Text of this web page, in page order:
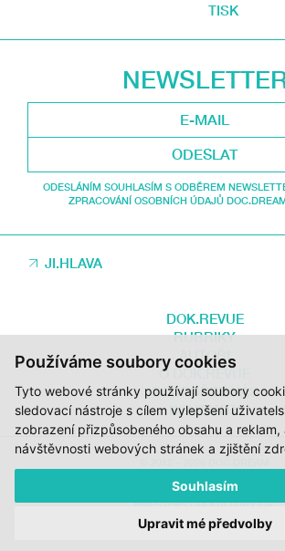
Používáme soubory cookies
Tyto webové stránky používají soubory
sledovací nástroje s cílem vylepšení
zobrazení přizpůsobeného obsahu a reklam,
návštěvnosti webových stránek a zjištění
Souhlasím
Upravit mé předvolby
TISK
ODESLAT
ODESLÁNÍM SOUHLASÍM S ODBĚREM
ZPRACOVÁNÍ OSOBNÍCH ÚDAJŮ
JI.HLAVA
DOK.REVUE
RUBRIKY
AUTOŘI
O DOK.REVUE
PODPOŘTE NÁS
KONTAKTY
ZA PODPORY STÁTNÍHO FONDU KINEMATOGRAFIE,
MINISTERSTVA KULTURY ČR.
DESIGN: HMSDESIGN KÓD: S2